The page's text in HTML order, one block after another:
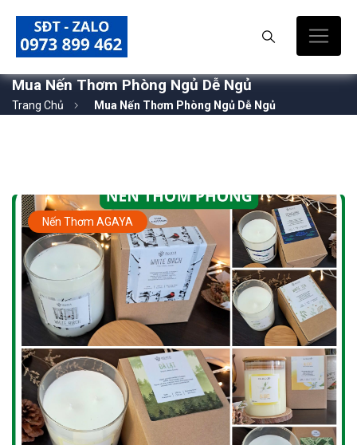
Mua Nến Thơm Phòng Ngủ Dễ Ngủ
Trang Chủ Mua Nến Thơm Phòng Ngủ Dễ Ngủ
Nến Thơm AGAYA